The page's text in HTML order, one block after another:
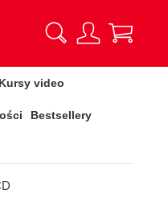
Kursy video
Bestsellery